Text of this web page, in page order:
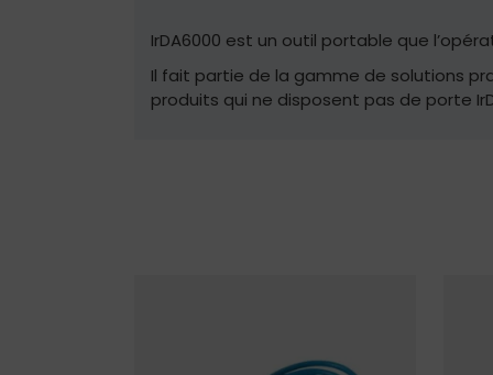
IrDA6000 est un outil portable que
Il fait partie de la gamme de solutions
produits qui ne disposent pas de porte